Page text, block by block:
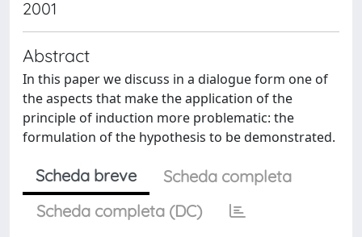
2001
Abstract
In this paper we discuss in a dialogue form one of
the aspects that make the application of the
principle of induction more problematic: the
formulation of the hypothesis to be demonstrated.
Scheda breve
Scheda completa
Scheda completa (DC)